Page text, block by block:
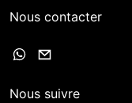
Nous contacter
Nous suivre